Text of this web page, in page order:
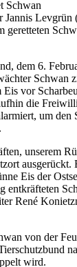
Jannis Levgrün
geretteten
dem 6.
Schwan
Eis vor
die
um den
unserem
ausgerückt.
Eis der
entkräfteten
René
von der
wird.